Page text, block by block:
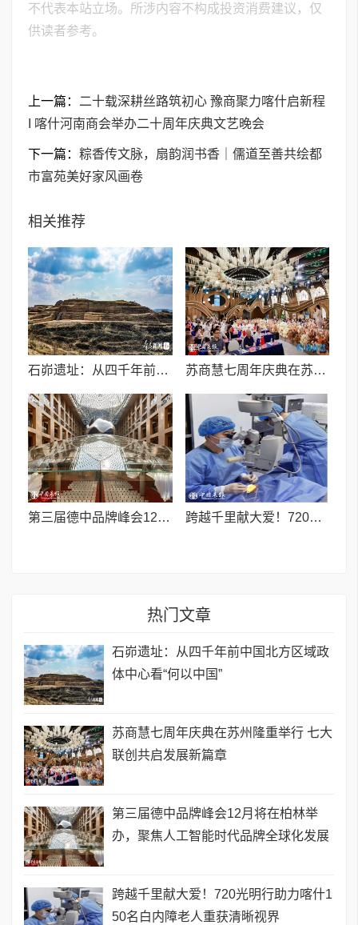
不代表本站立场。所涉内容不构成投资消费建议，仅
供读者参考。
上一篇： 二十载深耕丝路筑初心 豫商聚力喀什启新程
I 喀什河南商会举办二十周年庆典文艺晚会
下一篇： 粽香传文脉，扇韵润书香｜儒道至善共绘都
市富苑美好家风画卷
相关推荐
石峁遗址：从四千年前中国北方区域政体中心看“何以中国” 苏商慧七周年庆典在苏州隆重举行 七大联创共启发展新篇章
第三届德中品牌峰会12月将在柏林举办，聚焦人工智能时代品牌全球化发展 跨越千里献大爱！720光明行助力喀什150名白内障老人重获清晰视界
热门文章
石峁遗址：从四千年前中国北方区域政
体中心看“何以中国”
苏商慧七周年庆典在苏州隆重举行 七大
联创共启发展新篇章
第三届德中品牌峰会12月将在柏林举
办，聚焦人工智能时代品牌全球化发展
跨越千里献大爱！720光明行助力喀什1
50名白内障老人重获清晰视界